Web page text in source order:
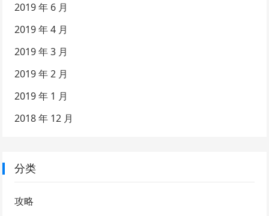
2019 年 6 月
2019 年 4 月
2019 年 3 月
2019 年 2 月
2019 年 1 月
2018 年 12 月
分类
攻略